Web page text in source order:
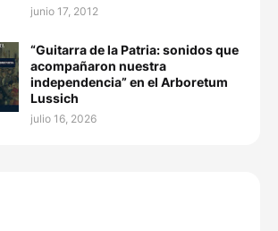
junio 17, 2012
“Guitarra de la Patria: sonidos que
acompañaron nuestra
independencia” en el Arboretum
Lussich
julio 16, 2026